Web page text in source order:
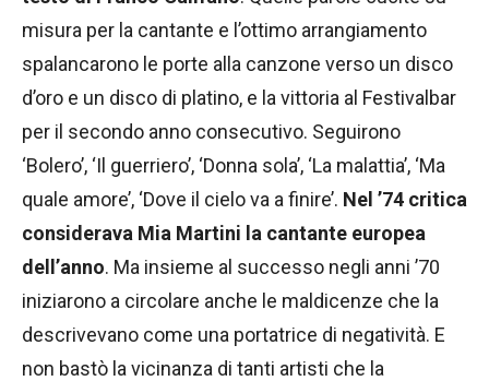
misura per la cantante e l’ottimo arrangiamento
spalancarono le porte alla canzone verso un disco
d’oro e un disco di platino, e la vittoria al Festivalbar
per il secondo anno consecutivo. Seguirono
‘Bolero’, ‘Il guerriero’, ‘Donna sola’, ‘La malattia’, ‘Ma
quale amore’, ‘Dove il cielo va a finire’. Nel ’74 critica
considerava Mia Martini la cantante europea
dell’anno. Ma insieme al successo negli anni ’70
iniziarono a circolare anche le maldicenze che la
descrivevano come una portatrice di negatività. E
non bastò la vicinanza di tanti artisti che la